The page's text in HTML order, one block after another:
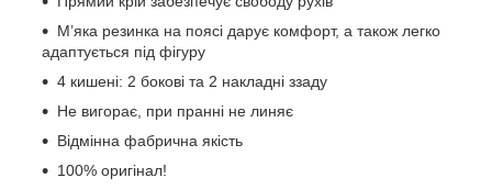
М’яка резинка на поясі дарує комфорт, а також легко
адаптується під фігуру
4 кишені: 2 бокові та 2 накладні ззаду
Не вигорає, при пранні не линяє
Відмінна фабрична якість
100% оригінал!